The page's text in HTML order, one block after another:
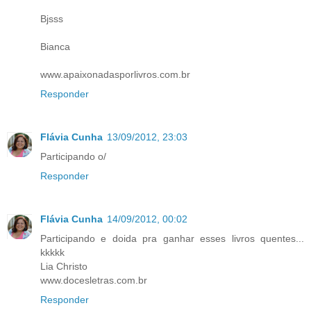
Bjsss
Bianca
www.apaixonadasporlivros.com.br
Responder
Flávia Cunha 13/09/2012, 23:03
Participando o/
Responder
Flávia Cunha 14/09/2012, 00:02
Participando e doida pra ganhar esses livros quentes...
kkkkk
Lia Christo
www.docesletras.com.br
Responder